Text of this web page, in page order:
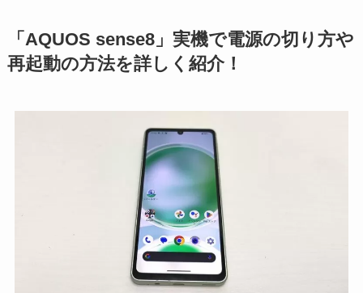
「AQUOS sense8」実機で電源の切り方や
再起動の方法を詳しく紹介！